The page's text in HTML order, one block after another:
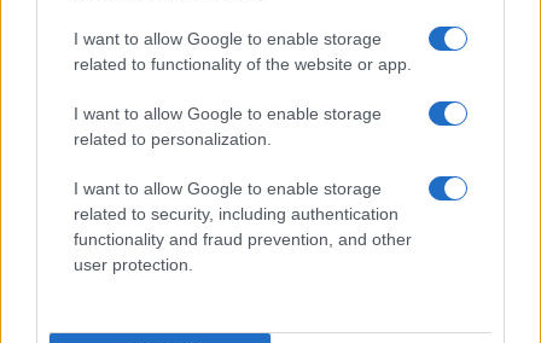
I want to allow Google to enable storage
related to functionality of the website or app.
I want to allow Google to enable storage
related to personalization.
I want to allow Google to enable storage
related to security, including authentication
functionality and fraud prevention, and other
user protection.
CRIPTOVALUTE